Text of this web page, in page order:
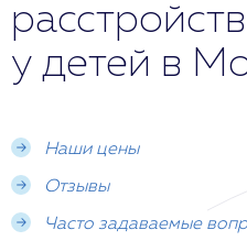
у детей в
Наши цены
Отзывы
Часто задаваемые